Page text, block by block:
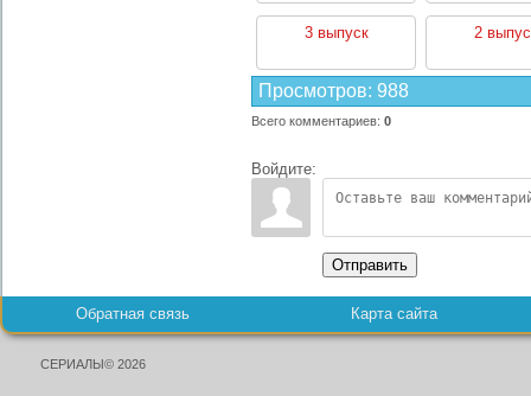
3 выпуск 2
Просмотров: 988
Всего комментариев: 0
Войдите:
Отправить
Обратная связь Карта сайта
СЕРИАЛЫ© 2026